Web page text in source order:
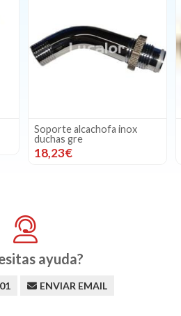
Soporte alcachofa inox
duchas gre
18,23€
ayuda?
ENVIAR EMAIL